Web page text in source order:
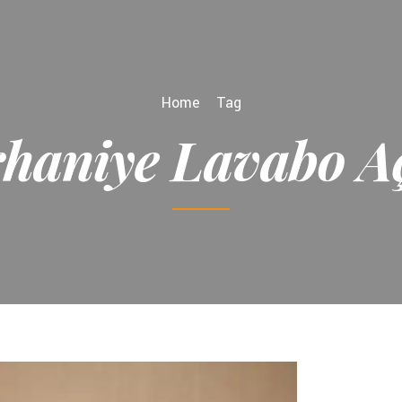
Home Tag
Lavabo